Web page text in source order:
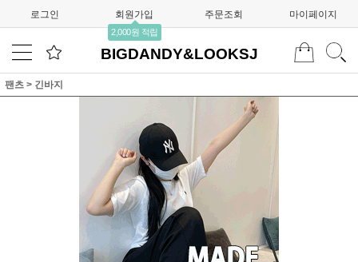
로그인 회원가입
2,000원 적립
주문조회 마이페이지
BIGDANDY&LOOKSJ
팬츠 > 긴바지